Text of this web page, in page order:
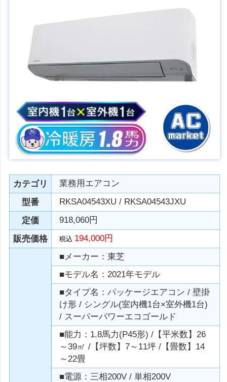
カテゴリ
業務用エアコン
型番
RKSA04543XU / RKSA04543JXU
定価
918,060円
販売価格
税込 194,000円
■メーカー：東芝
■モデル名：2021年モデル
■タイプ名：パッケージエアコン / 壁掛
け形 / シングル(室内機1台×室外機1台)
/ スーパーパワーエコゴールド
■能力：1.8馬力(P45形) /【平米数】26
～39㎡ /【坪数】7～11坪 /【畳数】14
～22畳
■電源：三相200V / 単相200V